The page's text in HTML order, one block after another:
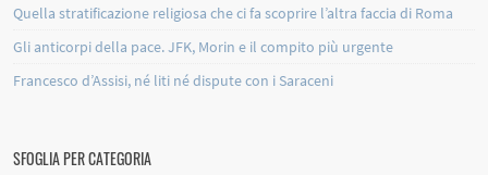
Quella stratificazione religiosa che ci fa scoprire l’altra faccia di Roma
Gli anticorpi della pace. JFK, Morin e il compito più urgente
Francesco d’Assisi, né liti né dispute con i Saraceni
SFOGLIA PER CATEGORIA